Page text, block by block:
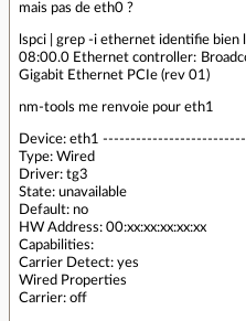
mais pas de eth0 ?
lspci | grep -i ethernet identifie bien
08:00.0 Ethernet controller:
Gigabit Ethernet PCIe (rev 01)
nm-tools me renvoie pour eth1
Device: eth1
Type: Wired
Driver: tg3
State: unavailable
Default: no
HW Address: 00:xx:xx:xx:xx:xx
Capabilities:
Carrier Detect: yes
Wired Properties
Carrier: off